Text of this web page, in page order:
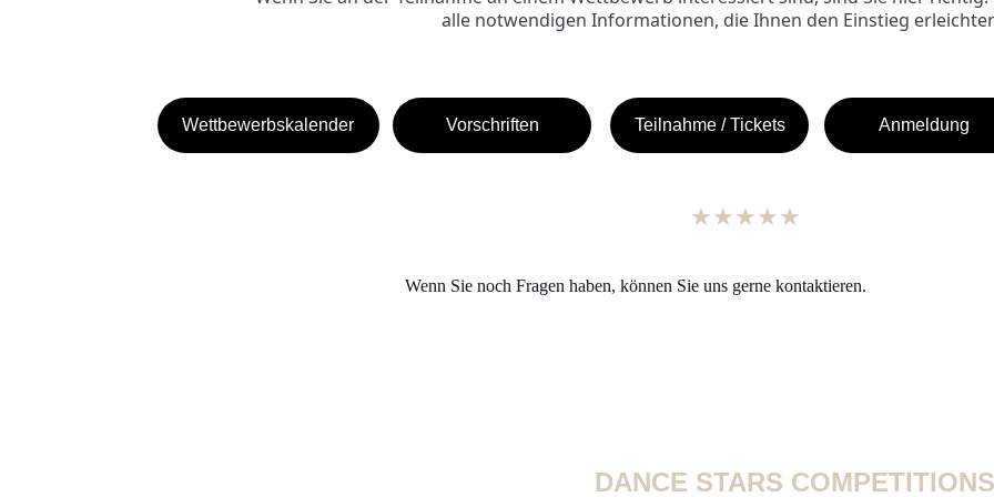
alle notwendigen Informationen, die Ihnen den Einstieg
Wenn Sie noch Fragen haben, können Sie uns gerne kontaktieren.
★★★★★
Wettbewerbskalender Vorschriften Teilnahme / Tickets Anmeldung
DANCE STARS COMPETITIONS